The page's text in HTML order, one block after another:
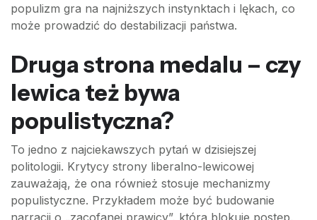
populizm gra na najniższych instynktach i lękach, co
może prowadzić do destabilizacji państwa.
Druga strona medalu – czy
lewica też bywa
populistyczna?
To jedno z najciekawszych pytań w dzisiejszej
politologii. Krytycy strony liberalno-lewicowej
zauważają, że ona również stosuje mechanizmy
populistyczne. Przykładem może być budowanie
narracji o „zacofanej prawicy”, która blokuje postęp,